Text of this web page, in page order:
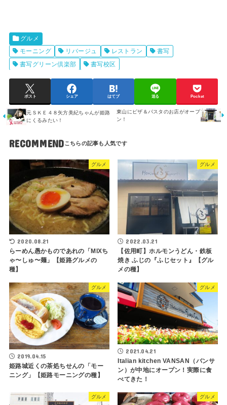
グルメ
モーニング
リバージュ レストラン
書写
書写グリーン倶楽部
書写校区
ポスト シェア はてブ 送る Pocket
元ＳＫＥ４８矢方美紀ちゃんが姫路
にくるみたい！
東山にピザ＆パスタのお店がオープ
ン！
RECOMMEND
グルメ
2020.08.21
らーめん愚かものであれの「MIXち
ゃ〜しゅ〜麺」【姫路グルメの
種】
グルメ
2022.03.21
【佐用町】ホルモンうどん・鉄板
焼き ふじの『ふじセット』【グル
メの種】
グルメ
2019.04.15
姫路城近くの茶処ちせんの「モー
ニング」【姫路モーニングの種】
グルメ
2021.04.21
Italian kitchen VANSAN（バンサ
ン）が中地にオープン！実際に食
べてきた！
グルメ グルメ